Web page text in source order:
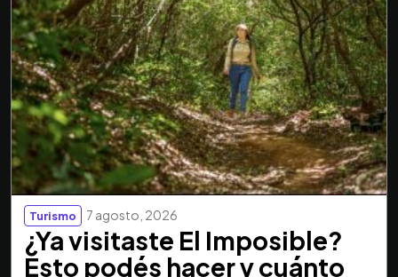
Turismo 7 agosto, 2026
¿Ya visitaste El Imposible?
Esto podés hacer y cuánto